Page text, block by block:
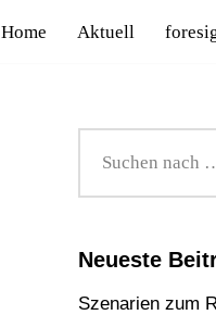
Home Aktuell
Neueste
Szenarien zum